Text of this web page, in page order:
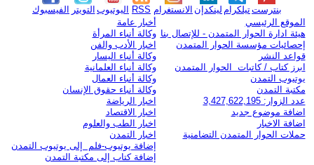
الفيسبوك التويتر اليوتيوب RSS الانستغرام لينكدإن تيلكرامبنترست
الموقع الرئيسي
هيئة ادارة الحوار المتمدن - للإتصال بنا
إحصائيات مؤسسة الحوار المتمدن
قواعد النشر
ابرز كتاب / كاتبات الحوار المتمدن
يوتيوب التمدن
مكتبة التمدن
عدد الزوار: 3,427,622,195
اضافة موضوع جديد
اضافة الاخبار
حملات الحوار المتمدن التضامنية
أخبار عامة
وكالة أنباء المرأة
اخبار الأدب والفن
وكالة أنباء اليسار
وكالة أنباء العلمانية
وكالة أنباء العمال
وكالة أنباء حقوق الإنسان
اخبار الرياضة
اخبار الاقتصاد
اخبار الطب والعلوم
اخبار التمدن
إضافة يوتيوب-فلم إلى يوتيوب التمدن
إضافة كتاب إلى مكتبة التمدن